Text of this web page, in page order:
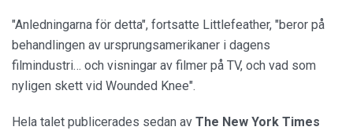
"Anledningarna för detta", fortsatte Littlefeather, "beror på
behandlingen av ursprungsamerikaner i dagens
filmindustri… och visningar av filmer på TV, och vad som
nyligen skett vid Wounded Knee".
Hela talet publicerades sedan av The New York Times